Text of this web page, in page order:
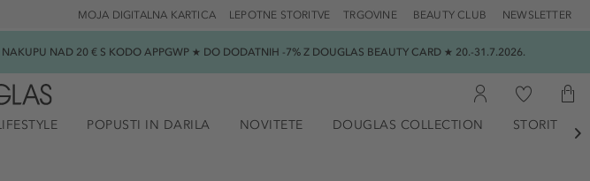
TRGOVINE BEAUTY CLUB NEWSLETTER
LEPOTNE STORITVE
MOJA DIGITALNA KARTICA
NAD 20 € S KODO APPGWP ★ DO DODATNIH -7% Z DOUGLAS BEAUTY CARD ★ 20.-31.7.2026.
POPUSTI IN DARILA NOVITETE DOUGLAS COLLECTION STORITVE
